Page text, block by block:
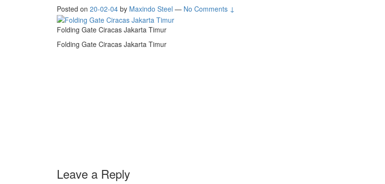
Posted on 20-02-04 by Maxindo Steel — No Comments ↓
Folding Gate Ciracas Jakarta Timur
Folding Gate Ciracas Jakarta Timur
Leave a Reply